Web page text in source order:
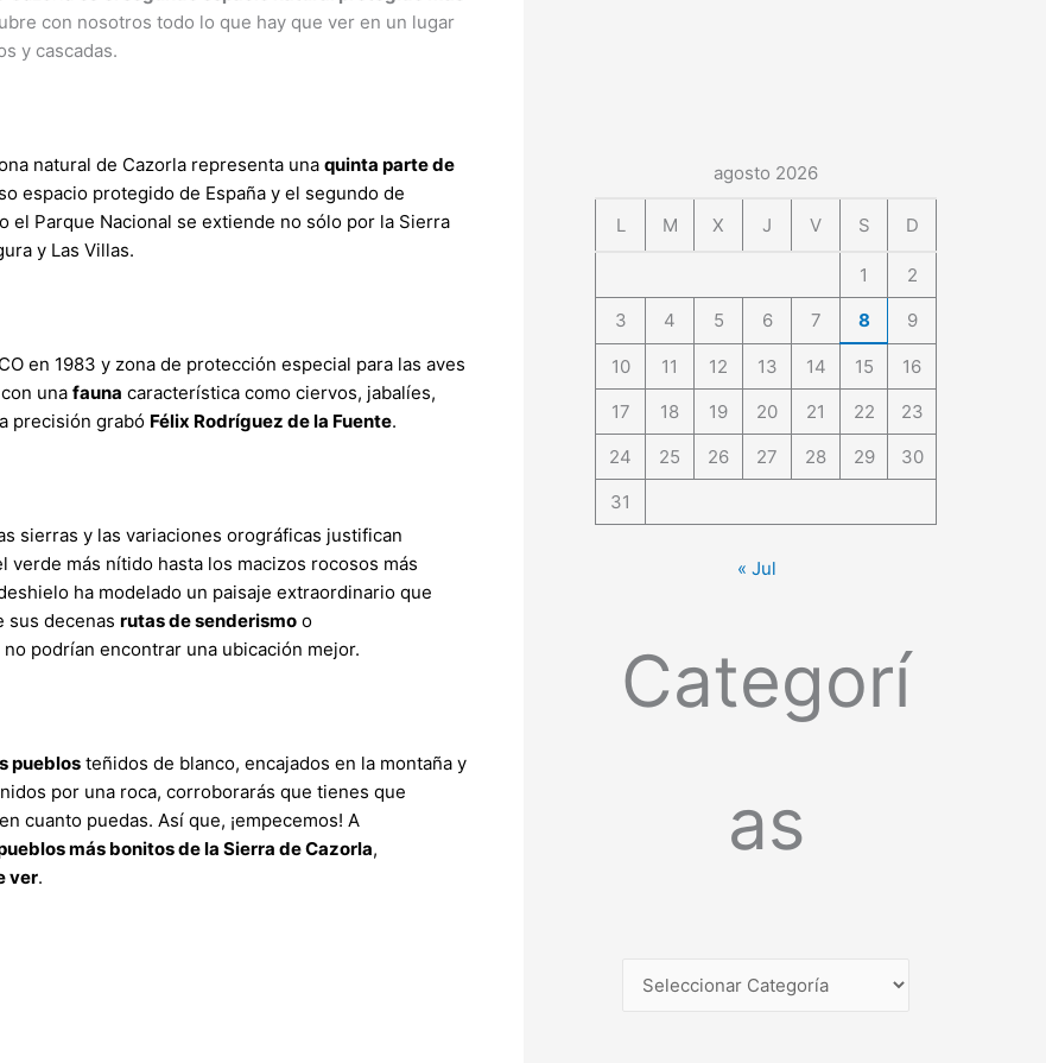
con nosotros todo lo que hay que ver en un lugar
y cascadas.
natural de Cazorla representa una quinta parte de
espacio protegido de España y el segundo de
el Parque Nacional se extiende no sólo por la Sierra
y Las Villas.
en 1983 y zona de protección especial para las aves
una fauna característica como ciervos, jabalíes,
precisión grabó Félix Rodríguez de la Fuente.
sierras y las variaciones orográficas justifican
verde más nítido hasta los macizos rocosos más
ha modelado un paisaje extraordinario que
sus decenas rutas de senderismo o
no podrían encontrar una ubicación mejor.
pueblos teñidos de blanco, encajados en la montaña y
por una roca, corroborarás que tienes que
en cuanto puedas. Así que, ¡empecemos! A
más bonitos de la Sierra de Cazorla,
ver.
agosto 2026
L M X J V S D
1
2
3
4 5 6 7 8 9
10 11 12 13 14 15
16
17
18 19 20 21 22
23
24
25 26 27 28 29
30
31
« Jul
Categorí
as